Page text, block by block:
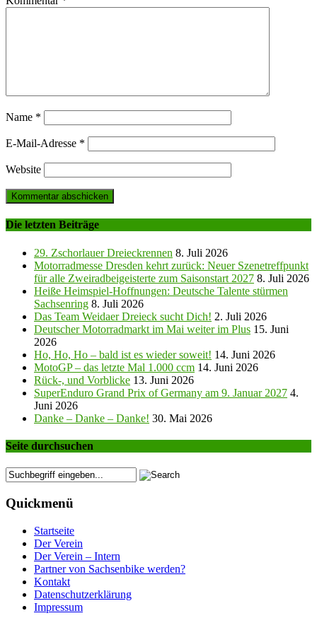
Name *
E-Mail-Adresse *
Website
Die letzten Beiträge
29. Zschorlauer Dreieckrennen 8. Juli 2026
Motorradmesse Dresden kehrt zurück: Neuer Szenetreffpunkt
für alle Zweiradbeigeisterte zum Saisonstart 2027 8. Juli 2026
Heiße Heimspiel-Hoffnungen: Deutsche Talente stürmen
Sachsenring 8. Juli 2026
Das Team Weidaer Dreieck sucht Dich! 2. Juli 2026
Deutscher Motorradmarkt im Mai weiter im Plus 15. Juni
2026
Ho, Ho, Ho – bald ist es wieder soweit! 14. Juni 2026
MotoGP – das letzte Mal 1.000 ccm 14. Juni 2026
Rück-, und Vorblicke 13. Juni 2026
SuperEnduro Grand Prix of Germany am 9. Januar 2027 4.
Juni 2026
Danke – Danke – Danke! 30. Mai 2026
Seite durchsuchen
Quickmenü
Startseite
Der Verein
Der Verein – Intern
Partner von Sachsenbike werden?
Kontakt
Datenschutzerklärung
Impressum